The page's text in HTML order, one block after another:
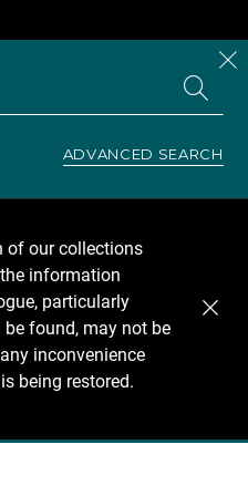
ADVANCED SEARCH
of our collections
information
particularly
found, may not be
inconvenience
being restored.